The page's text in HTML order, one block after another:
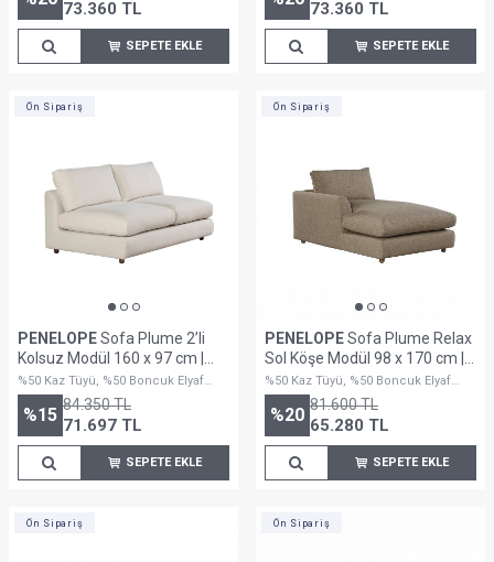
73.360 TL
SEPETE EKLE
73.360 TL
SEPETE EKLE
Ön Sipariş
PENELOPESofa Plume 2’li
Kolsuz Modül 160 x 97 cm |
Space Kumaş - Beyaz Dokulu
%50 Kaz Tüyü, %50 Boncuk Elyaf
Dolguludur
%15 84.350TL
71.697 TL
SEPETE EKLE
Ön Sipariş
PENELOPESofa Plume Relax
Sol Köşe Modül 98 x 170 cm |
Plainfry Kumaş - Kahve Keten
%50 Kaz Tüyü, %50 Boncuk Elyaf
Dolguludur
%20 81.600TL
65.280 TL
SEPETE EKLE
Ön Sipariş Ön Sipariş